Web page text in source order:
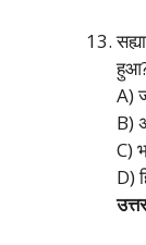
A)
B)
C)
D)